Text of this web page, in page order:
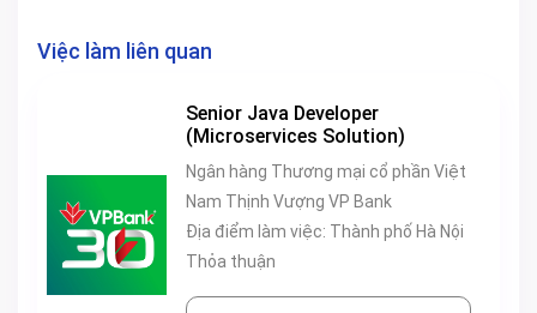
Việc làm liên quan
Senior Java Developer
(Microservices Solution)
Ngân hàng Thương mại cổ phần Việt
Nam Thịnh Vượng VP Bank
Địa điểm làm việc: Thành phố Hà Nội
Thỏa thuận